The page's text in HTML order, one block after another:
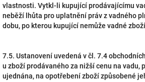
vlastnosti. Vytkl-li kupující prodávajícímu
neběží lhůta pro uplatnění práv z vadného
dobu, po kterou kupující nemůže vadné
7.5. Ustanovení uvedená v čl. 7.4
u zboží prodávaného za nižší cenu na vadu,
ujednána, na opotřebení zboží způsobené